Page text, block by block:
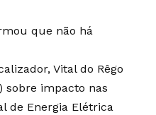
que não há
Vital do Rêgo
sobre impacto nas
de Energia Elétrica